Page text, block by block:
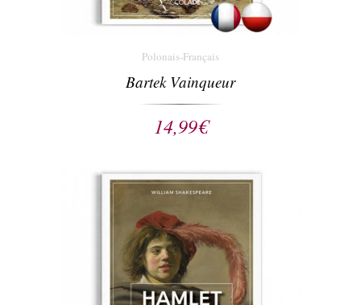
Polonais-Français
Bartek Vainqueur
14,99€